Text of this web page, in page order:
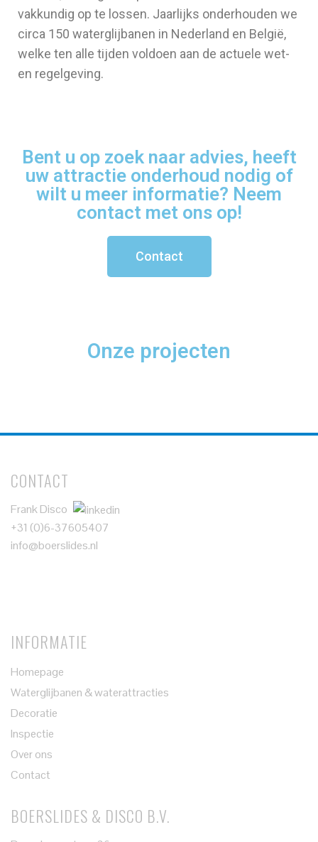
vakkundig op te lossen. Jaarlijks onderhouden we
circa 150 waterglijbanen in Nederland en België,
welke ten alle tijden voldoen aan de actuele wet-
en regelgeving.
Bent u op zoek naar advies, heeft
uw attractie onderhoud nodig of
wilt u meer informatie? Neem
contact met ons op!
Contact
Onze projecten
CONTACT
Frank Disco
+31 (0)6-37605407
info@boerslides.nl
INFORMATIE
Homepage
Waterglijbanen & waterattracties
Decoratie
Inspectie
Over ons
Contact
BOERSLIDES & DISCO B.V.